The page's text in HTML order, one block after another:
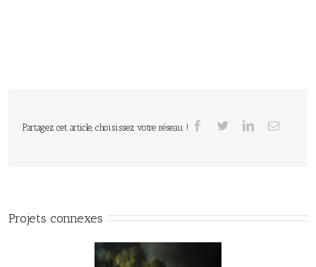
Partagez cet article, choisissez votre réseau !
Projets connexes